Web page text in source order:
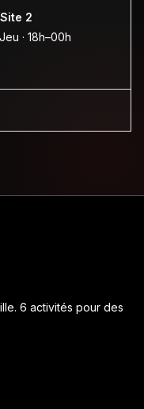
2
· 18h–00h
6 activités pour des